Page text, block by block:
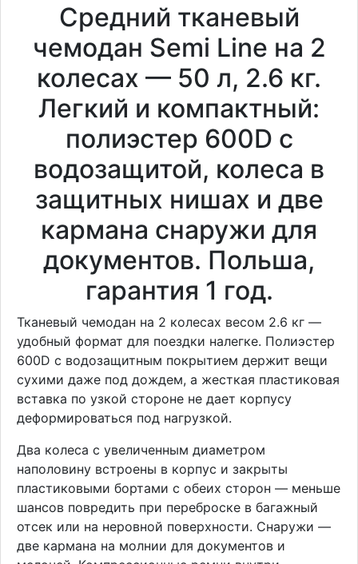
Средний тканевый
чемодан Semi Line на 2
колесах — 50 л, 2.6 кг.
Легкий и компактный:
полиэстер 600D с
водозащитой, колеса в
защитных нишах и две
кармана снаружи для
документов. Польша,
гарантия 1 год.
Тканевый чемодан на 2 колесах весом 2.6 кг —
удобный формат для поездки налегке. Полиэстер
600D с водозащитным покрытием держит вещи
сухими даже под дождем, а жесткая пластиковая
вставка по узкой стороне не дает корпусу
деформироваться под нагрузкой.
Два колеса с увеличенным диаметром
наполовину встроены в корпус и закрыты
пластиковыми бортами с обеих сторон — меньше
шансов повредить при переброске в багажный
отсек или на неровной поверхности. Снаружи —
две кармана на молнии для документов и